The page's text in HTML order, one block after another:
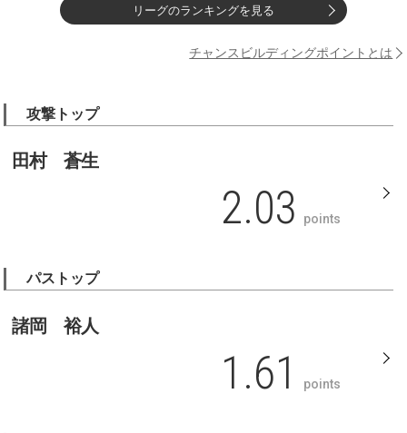
リーグのランキングを見る
チャンスビルディングポイントとは
攻撃トップ
田村 蒼生
2.03 points
パストップ
諸岡 裕人
1.61 points